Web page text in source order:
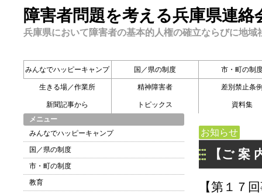
障害者問題を考える兵庫県連
兵庫県において障害者の基本的人権の確立ならびに地
みんなでハッピーキャンプ 国／県の制度 市・町の制
生きる場／作業所 精神障害者 差別禁止条
新聞記事から トピックス 資料集
お知らせ
【ご 案
【第１７
メニュー
みんなでハッピーキャンプ
国／県の制度
市・町の制度
教育